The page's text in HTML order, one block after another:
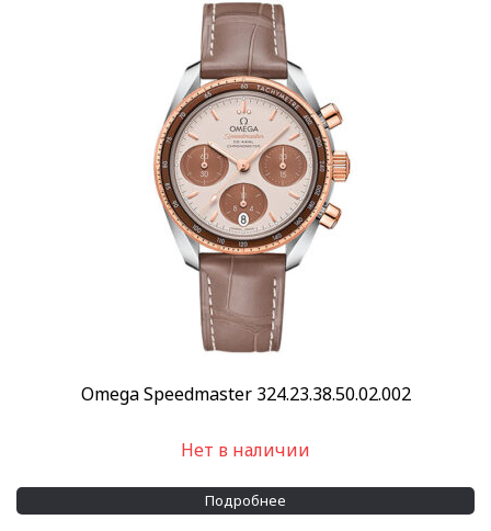
Omega Speedmaster 324.23.38.50.02.002
Нет в наличии
Подробнее